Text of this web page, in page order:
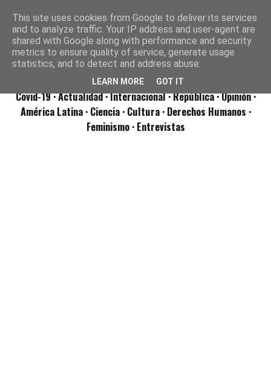
Covid-19· Actualidad· Internacional· República· Opinión·
América Latina · Ciencia · Cultura · Derechos Humanos ·
Feminismo · Entrevistas
This site uses cookies from Google to deliver its services
and to analyze traffic. Your IP address and user-agent are
shared with Google along with performance and security
metrics to ensure quality of service, generate usage
statistics, and to detect and address abuse.
LEARN MORE GOT IT